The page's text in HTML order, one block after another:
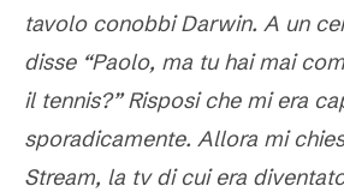
tavolo conobbi Darwin. A un
disse “Paolo, ma tu hai mai
il tennis?” Risposi che mi era
sporadicamente. Allora mi
Stream, la tv di cui era